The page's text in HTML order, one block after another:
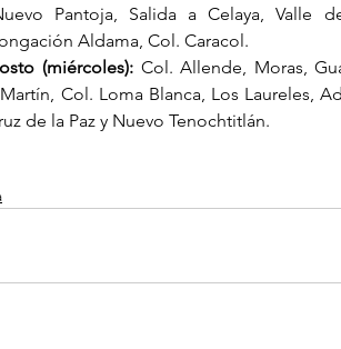
Pantoja, Salida a Celaya, Valle
Aldama, Col. Caracol.
(miércoles): Col. Allende, Moras,
Col. Loma Blanca, Los Laureles,
de la Paz y Nuevo Tenochtitlán.